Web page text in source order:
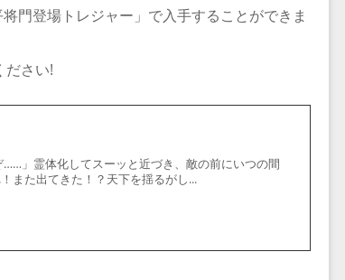
門登場トレジャー」で入手することができま
ださい!
」霊体化してスーッと近づき、敵の前にいつの間
た出てきた！？天下を揺るがし...